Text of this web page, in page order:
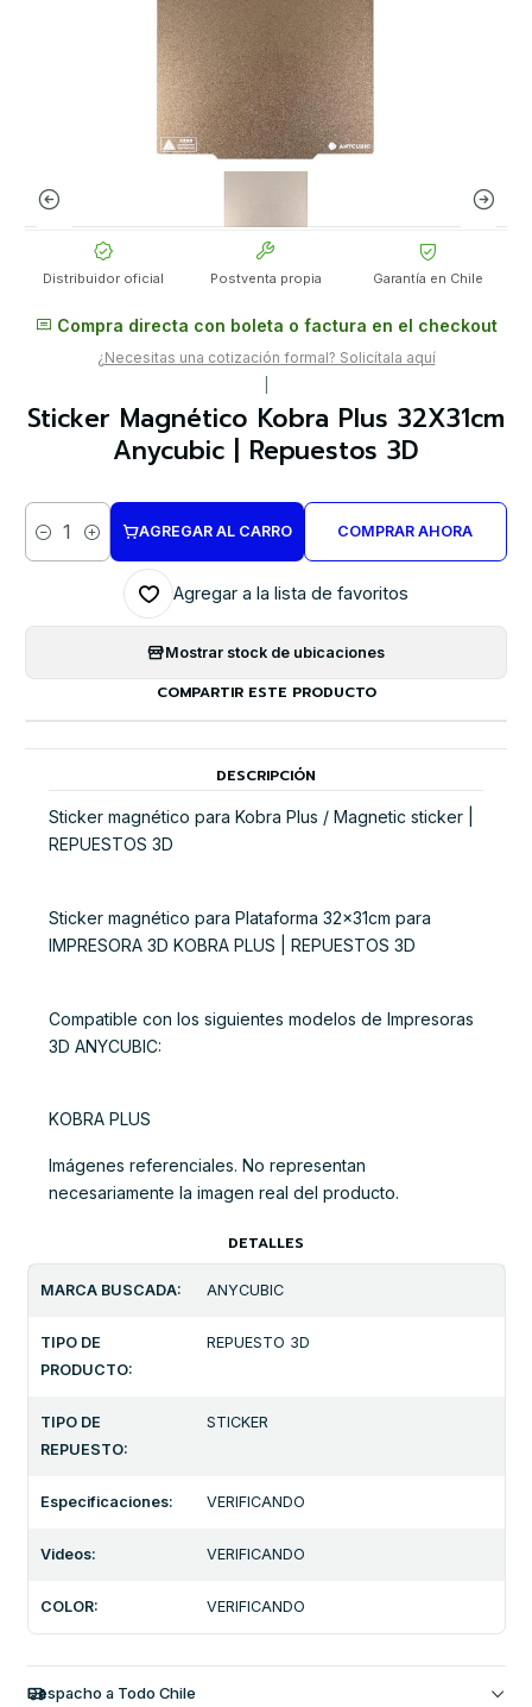
Distribuidor oficial Postventa propia Garantía en Chile
Compra directa con boleta o factura en el checkout
¿Necesitas una cotización formal? Solicítala aquí
Sticker Magnético Kobra Plus 32X31cm
Anycubic | Repuestos 3D
Cantidad
AGREGAR AL CARRO COMPRAR AHORA
Agregar a la lista de favoritos
Mostrar stock de ubicaciones
COMPARTIR ESTE PRODUCTO
DESCRIPCIÓN
Sticker magnético para Kobra Plus / Magnetic sticker |
REPUESTOS 3D
Sticker magnético para Plataforma 32x31cm para
IMPRESORA 3D KOBRA PLUS | REPUESTOS 3D
Compatible con los siguientes modelos de Impresoras
3D ANYCUBIC:
KOBRA PLUS
Imágenes referenciales. No representan
necesariamente la imagen real del producto.
DETALLES
MARCA BUSCADA: ANYCUBIC
TIPO DE
PRODUCTO:
REPUESTO 3D
TIPO DE
REPUESTO:
STICKER
Especificaciones: VERIFICANDO
Videos: VERIFICANDO
COLOR: VERIFICANDO
Despacho a Todo Chile